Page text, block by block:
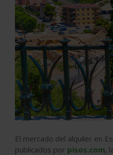
El mercado del alquiler en
publicados por pisos.com,